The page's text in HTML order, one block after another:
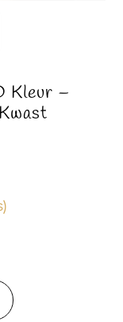
Kleur –